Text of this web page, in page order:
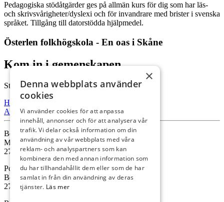
Pedagogiska stödåtgärder ges på allmän kurs för dig som har läs-
och skrivsvårigheter/dyslexi och för invandrare med brister i svenska
språket. Tillgång till datorstödda hjälpmedel.
Österlen folkhögskola - En oas i Skåne
Kom in i gemenskapen.
Starta din utbildning hos oss.
Hitta Hit
Ansök
Besöksadress
Malmövägen 41
273 35 Tomelilla
Postadress
Box 13
273 21 Tomelilla
×
Denna webbplats använder
cookies
Vi använder cookies för att anpassa
innehåll, annonser och för att analysera vår
trafik. Vi delar också information om din
användning av vår webbplats med våra
reklam- och analyspartners som kan
kombinera den med annan information som
du har tillhandahållit dem eller som de har
samlat in från din användning av deras
tjänster. Läs mer